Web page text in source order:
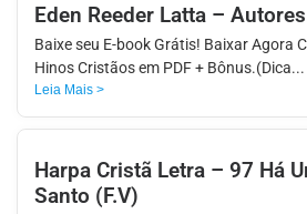
Eden Reeder Latta –
Baixe seu E-book Grátis! Baixar Agora
Hinos Cristãos em PDF + Bônus.(Dica...
Leia Mais >
Harpa Cristã Letra – 97 Há
Santo (F.V)